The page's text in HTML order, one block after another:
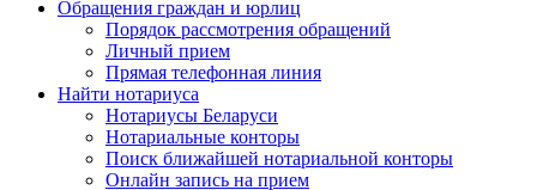
Обращения граждан и юрлиц
Порядок рассмотрения обращений
Личный прием
Прямая телефонная линия
Найти нотариуса
Нотариусы Беларуси
Нотариальные конторы
Поиск ближайшей нотариальной конторы
Онлайн запись на прием